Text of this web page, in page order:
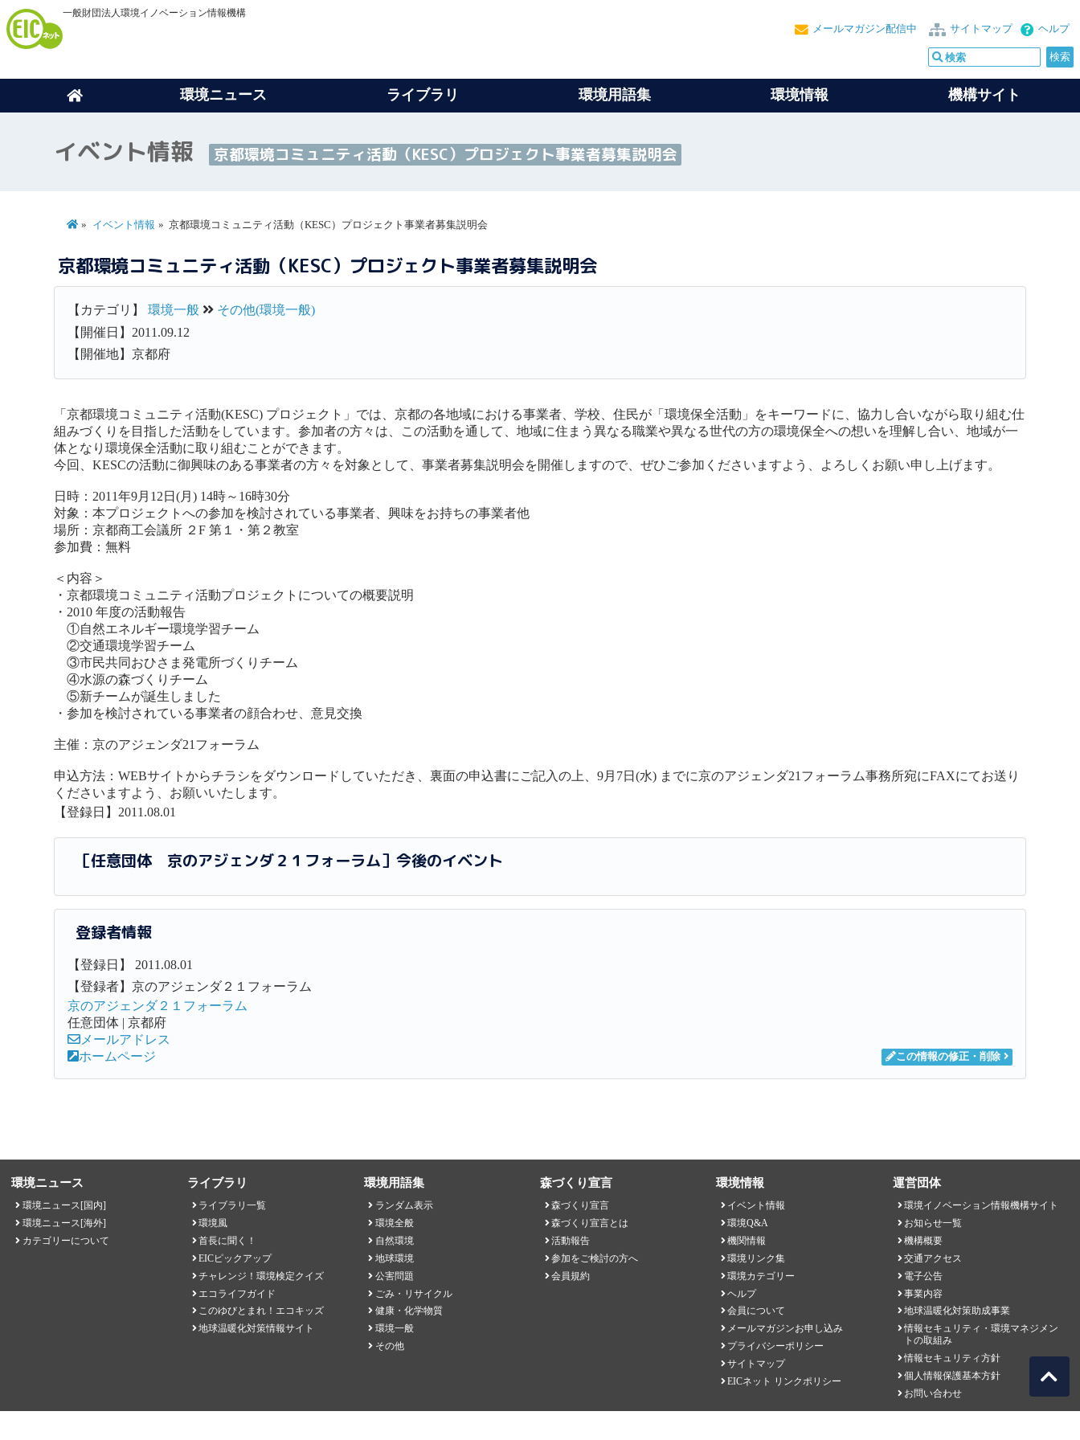
一般財団法人環境イノベーション情報機構
ヘルプ
サイトマップ
メールマガジン配信中
環境ニュース ライブラリ 環境用語集 環境情報 機構サイト
イベント情報 京都環境コミュニティ活動（KESC）プロジェクト事業者募集説明会
イベント情報 京都環境コミュニティ活動（KESC）プロジェクト事業者募集説明会
京都環境コミュニティ活動（KESC）プロジェクト事業者募集説明会
【カテゴリ】環境一般
その他(環境一般)
【開催日】2011.09.12
【開催地】京都府
「京都環境コミュニティ活動(KESC) プロジェクト」では、京都の各地域における事業者、学校、住民が「環境保全活動」をキーワードに、協力し合いながら取り組む仕
組みづくりを目指した活動をしています。参加者の方々は、この活動を通して、地域に住まう異なる職業や異なる世代の方の環境保全への想いを理解し合い、地域が一
体となり環境保全活動に取り組むことができます。
今回、KESCの活動に御興味のある事業者の方々を対象として、事業者募集説明会を開催しますので、ぜひご参加くださいますよう、よろしくお願い申し上げます。
日時：2011年9月12日(月) 14時～16時30分
対象：本プロジェクトへの参加を検討されている事業者、興味をお持ちの事業者他
場所：京都商工会議所 ２F 第１・第２教室
参加費：無料
＜内容＞
・京都環境コミュニティ活動プロジェクトについての概要説明
・2010 年度の活動報告
①自然エネルギー環境学習チーム
②交通環境学習チーム
③市民共同おひさま発電所づくりチーム
④水源の森づくりチーム
⑤新チームが誕生しました
・参加を検討されている事業者の顔合わせ、意見交換
主催：京のアジェンダ21フォーラム
申込方法：WEBサイトからチラシをダウンロードしていただき、裏面の申込書にご記入の上、9月7日(水) までに京のアジェンダ21フォーラム事務所宛にFAXにてお送り
くださいますよう、お願いいたします。
【登録日】2011.08.01
［任意団体 京のアジェンダ２１フォーラム］今後のイベント
登録者情報
【登録日】 2011.08.01
【登録者】京のアジェンダ２１フォーラム
京のアジェンダ２１フォーラム
任意団体 | 京都府
メールアドレス
ホームページ
この情報の修正・削除
環境ニュース
環境ニュース[国内]
環境ニュース[海外]
カテゴリーについて
ライブラリ
ライブラリ一覧
環境風
首長に聞く！
EICピックアップ
チャレンジ！環境検定クイズ
エコライフガイド
このゆびとまれ！エコキッズ
地球温暖化対策情報サイト
環境用語集
ランダム表示
環境全般
自然環境
地球環境
公害問題
ごみ・リサイクル
健康・化学物質
環境一般
その他
森づくり宣言
森づくり宣言
森づくり宣言とは
活動報告
参加をご検討の方へ
会員規約
環境情報
イベント情報
環境Q&A
機関情報
環境リンク集
環境カテゴリー
ヘルプ
会員について
メールマガジンお申し込み
プライバシーポリシー
サイトマップ
EICネット リンクポリシー
運営団体
環境イノベーション情報機構サイト
お知らせ一覧
機構概要
交通アクセス
電子公告
事業内容
地球温暖化対策助成事業
情報セキュリティ・環境マネジメン
トの取組み
情報セキュリティ方針
個人情報保護基本方針
お問い合わせ